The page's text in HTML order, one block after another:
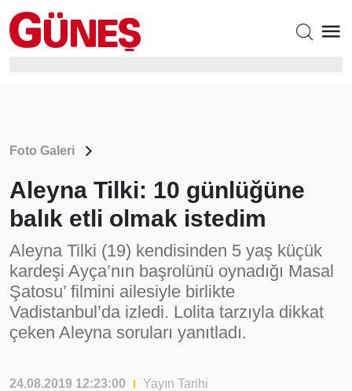
Foto Galeri
Aleyna Tilki: 10 günlüğüne
balık etli olmak istedim
Aleyna Tilki (19) kendisinden 5 yaş küçük
kardeşi Ayça’nın başrolünü oynadığı Masal
Şatosu’ filmini ailesiyle birlikte
Vadistanbul’da izledi. Lolita tarzıyla dikkat
çeken Aleyna soruları yanıtladı.
24.08.2019 12:23:00 Yayın Tarihi